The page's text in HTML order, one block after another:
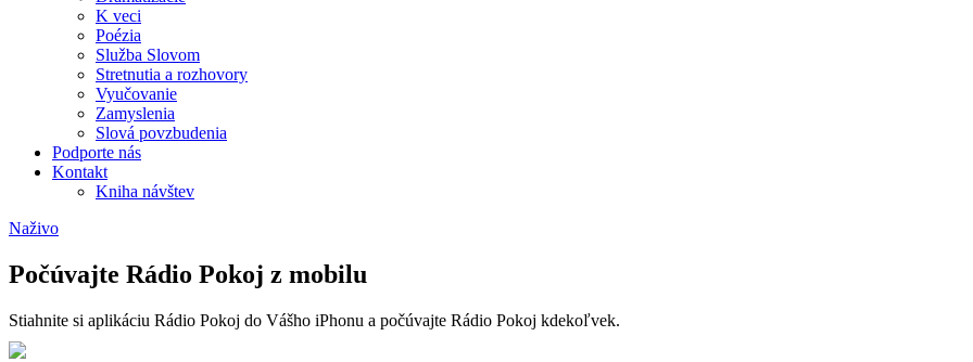
K veci
Poézia
Služba Slovom
Stretnutia a rozhovory
Vyučovanie
Zamyslenia
Slová povzbudenia
Podporte nás
Kontakt
Kniha návštev
Naživo
Počúvajte Rádio Pokoj z mobilu
Stiahnite si aplikáciu Rádio Pokoj do Vášho iPhonu a počúvajte Rádio Pokoj kdekoľvek.